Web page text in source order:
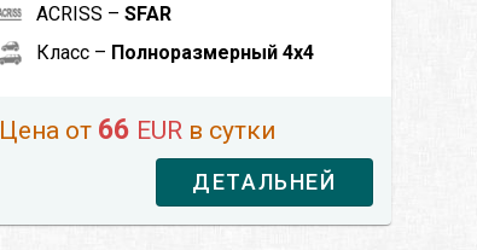
ACRISS – SFAR
Класс – Полноразмерный 4x4
Цена от 66 EUR в сутки
ДЕТАЛЬНЕЙ